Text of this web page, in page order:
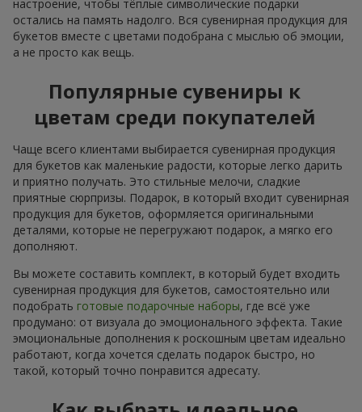
настроение, чтобы тёплые символические подарки
остались на память надолго. Вся сувенирная продукция для
букетов вместе с цветами подобрана с мыслью об эмоции,
а не просто как вещь.
Популярные сувениры к
цветам среди покупателей
Чаще всего клиентами выбирается сувенирная продукция
для букетов как маленькие радости, которые легко дарить
и приятно получать. Это стильные мелочи, сладкие
приятные сюрпризы. Подарок, в который входит сувенирная
продукция для букетов, оформляется оригинальными
деталями, которые не перегружают подарок, а мягко его
дополняют.
Вы можете составить комплект, в который будет входить
сувенирная продукция для букетов, самостоятельно или
подобрать готовые подарочные наборы, где всё уже
продумано: от визуала до эмоционального эффекта. Такие
эмоциональные дополнения к роскошным цветам идеально
работают, когда хочется сделать подарок быстро, но
такой, который точно понравится адресату.